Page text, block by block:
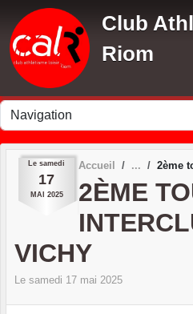
Club
Riom
Le samedi
17
MAI 2025
Accueil 2ème
2ÈME
VICHY
Le samedi 17 mai 2025
Panneau de gestion des cookies